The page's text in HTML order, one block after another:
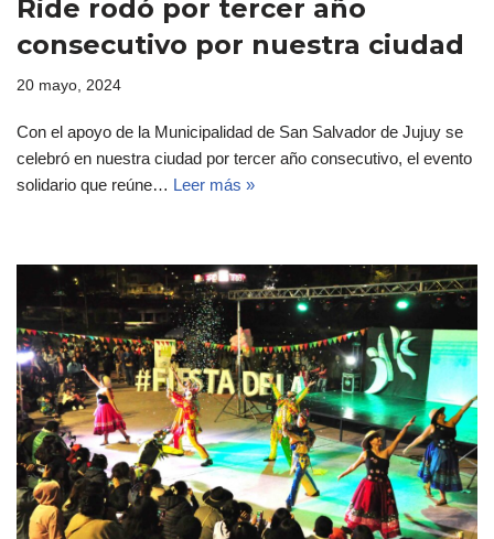
Ride rodó por tercer año
consecutivo por nuestra ciudad
20 mayo, 2024
Con el apoyo de la Municipalidad de San Salvador de Jujuy se
celebró en nuestra ciudad por tercer año consecutivo, el evento
solidario que reúne… Leer más »